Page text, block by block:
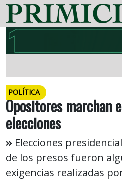
POLÍTICA
Opositores marchan
elecciones
Elecciones
de los presos fueron
exigencias realizadas